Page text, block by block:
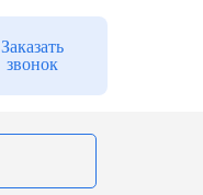
Заказать
звонок